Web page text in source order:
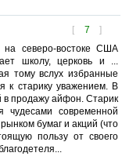
[ 7 ]
на северо-востоке США
школу, церковь и ...
тому вслух избранные
к старику уважением. В
в продажу айфон. Старик
чудесами современной
бумаг и акций (что
пользу от своего